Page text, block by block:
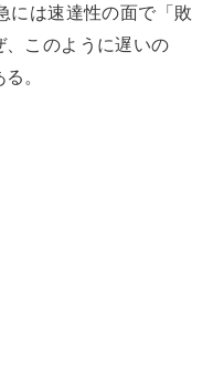
には速達性の面で「敗
このように遅いの
。